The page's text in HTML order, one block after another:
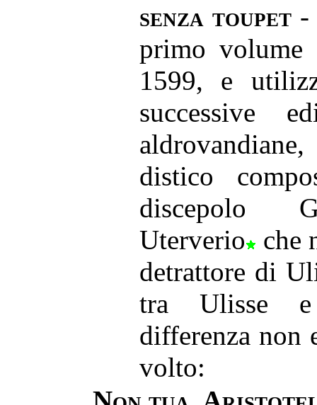
senza toupet -
primo volume
1599, e
successive
distico
discepolo
Uterverio
che
detrattore di
tra Ulisse e
differenza non
volto: